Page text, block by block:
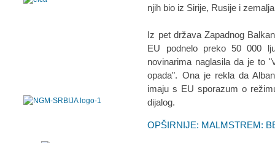
njih bio iz Sirije, Rusije i
Iz pet država Zapadnog
EU podnelo preko 50 000
novinarima naglasila da je to
opada". Ona je rekla da
imaju s EU sporazum o
dijalog.
OPŠIRNIJE: MALMSTREM: